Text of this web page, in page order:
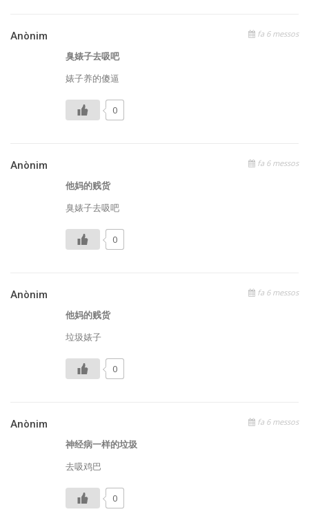
Anònim fa 6 messos
臭婊子去吸吧
婊子养的傻逼
0
Anònim fa 6 messos
他妈的贱货
臭婊子去吸吧
0
Anònim fa 6 messos
他妈的贱货
垃圾婊子
0
Anònim fa 6 messos
神经病一样的垃圾
去吸鸡巴
0